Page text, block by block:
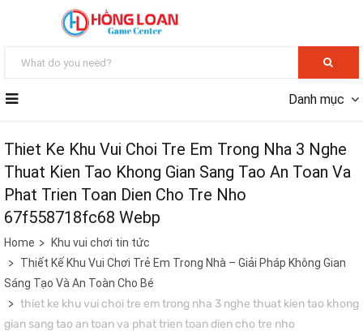
Danh mục
Thiet Ke Khu Vui Choi Tre Em Trong Nha 3 Nghe
Thuat Kien Tao Khong Gian Sang Tao An Toan Va
Phat Trien Toan Dien Cho Tre Nho
67f558718fc68 Webp
Home
Khu vui chơi tin tức
Thiết Kế Khu Vui Chơi Trẻ Em Trong Nhà – Giải Pháp Không Gian
Sáng Tạo Và An Toàn Cho Bé
thiet ke khu vui choi tre em trong nha 3 nghe thuat kien tao khong
gian sang tao an toan va phat trien toan dien cho tre nho